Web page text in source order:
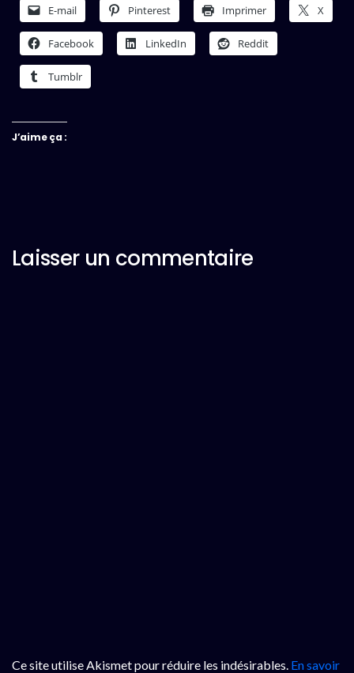
E-mail Pinterest Imprimer X
Facebook LinkedIn Reddit
Tumblr
J’aime ça :
Laisser un commentaire
Ce site utilise Akismet pour réduire les indésirables. En savoir